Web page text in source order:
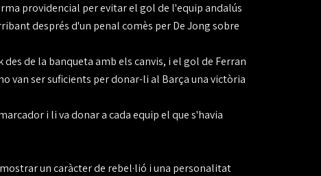
providencial per evitar el gol de l'equip andalús
després d'un penal comès per De Jong sobre
des de la banqueta amb els canvis, i el gol de Ferran
van ser suficients per donar-li al Barça una victòria
i li va donar a cada equip el que s'havia
un caràcter de rebel·lió i una personalitat